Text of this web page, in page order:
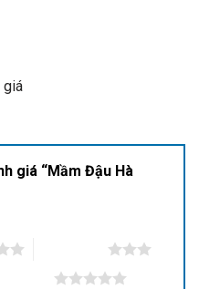
giá
giá “Mầm Đậu Hà